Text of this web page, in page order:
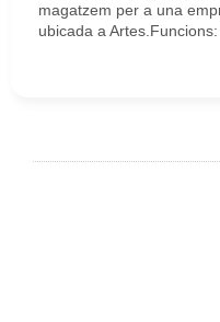
magatzem per a una
ubicada a